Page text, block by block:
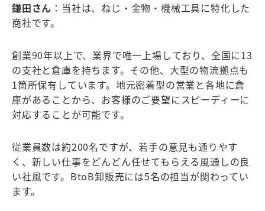
鎌田さん ：当社は、ねじ・金物・機械工具に特化した
商社です。
創業90年以上で、業界で唯一上場しており、全国に13
の支社と倉庫を持ちます。その他、大型の物流拠点も
1箇所保有しています。地元密着型の営業と各地に倉
庫があることから、お客様のご要望にスピーディーに
対応することが可能です。
従業員数は約200名ですが、若手の意見も通りやす
く、新しい仕事をどんどん任せてもらえる風通しの良
い社風です。BtoB卸販売には5名の担当が関わってい
ます。